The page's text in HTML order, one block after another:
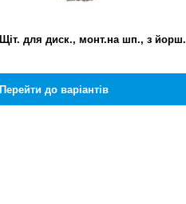
Щіт. для диск., монт.на шп., з йорш.
Перейти до варіантів